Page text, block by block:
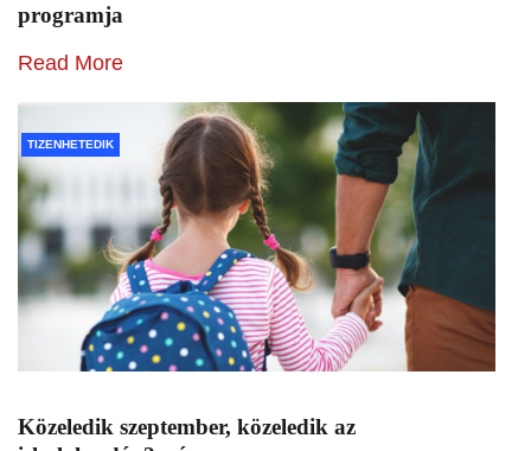
programja
Read More
TIZENHETEDIK
Közeledik szeptember, közeledik az